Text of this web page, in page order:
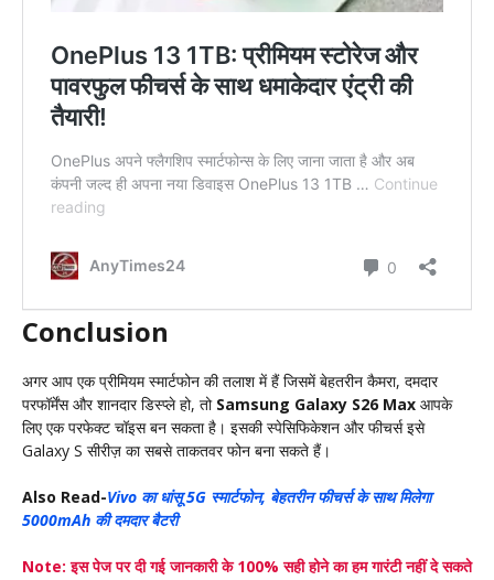
Conclusion
अगर आप एक प्रीमियम स्मार्टफोन की तलाश में हैं जिसमें बेहतरीन कैमरा, दमदार
परफॉर्मेंस और शानदार डिस्प्ले हो, तो Samsung Galaxy S26 Max आपके
लिए एक परफेक्ट चॉइस बन सकता है। इसकी स्पेसिफिकेशन और फीचर्स इसे
Galaxy S सीरीज़ का सबसे ताकतवर फोन बना सकते हैं।
Also Read-Vivo का धांसू 5G स्मार्टफोन, बेहतरीन फीचर्स के साथ मिलेगा
5000mAh की दमदार बैटरी
Note: इस पेज पर दी गई जानकारी के 100% सही होने का हम गारंटी नहीं दे सकते